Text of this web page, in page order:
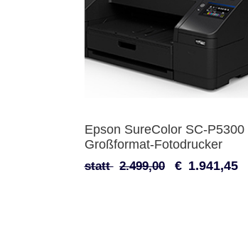
Epson SureColor SC-P5300
Großformat-Fotodrucker
statt 2.499,00 € 1.941,45